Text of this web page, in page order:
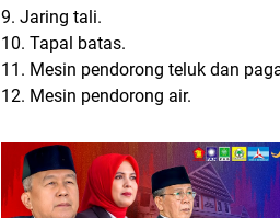
9. Jaring tali.
10. Tapal batas.
11. Mesin pendorong teluk dan
12. Mesin pendorong air.